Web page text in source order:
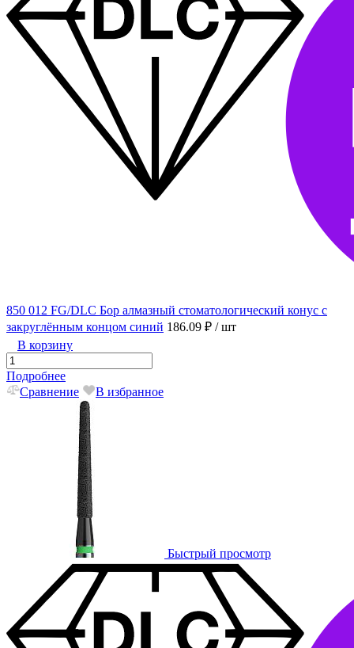
850 012 FG/DLC Бор алмазный стоматологический конус с
закруглённым концом синий 186.09 ₽ / шт
В корзину
Подробнее
Сравнение
В избранное
Быстрый просмотр